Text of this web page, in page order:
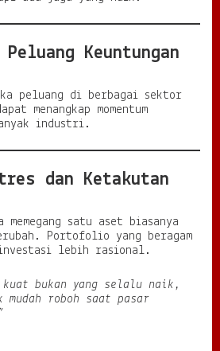
Keuntungan
peluang di berbagai sektor
menangkap momentum
industri.
dan Ketakutan
satu aset biasanya
Portofolio yang beragam
investasi lebih rasional.
bukan yang selalu naik,
roboh saat pasar